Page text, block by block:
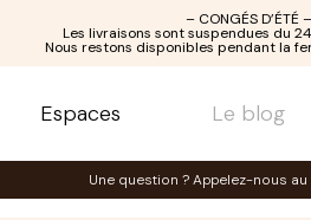
– CONGÉS D’ÉTÉ –
Les livraisons sont suspendues du
Nous restons disponibles pendant la
Espaces Le blog
Une question ? Appelez-nous